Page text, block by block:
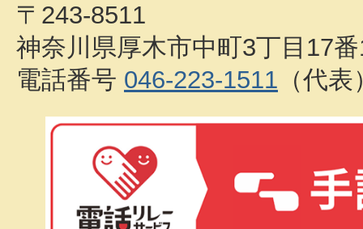
〒243-8511
神奈川県厚木市中町3丁目17
電話番号 046-223-1511 （代表